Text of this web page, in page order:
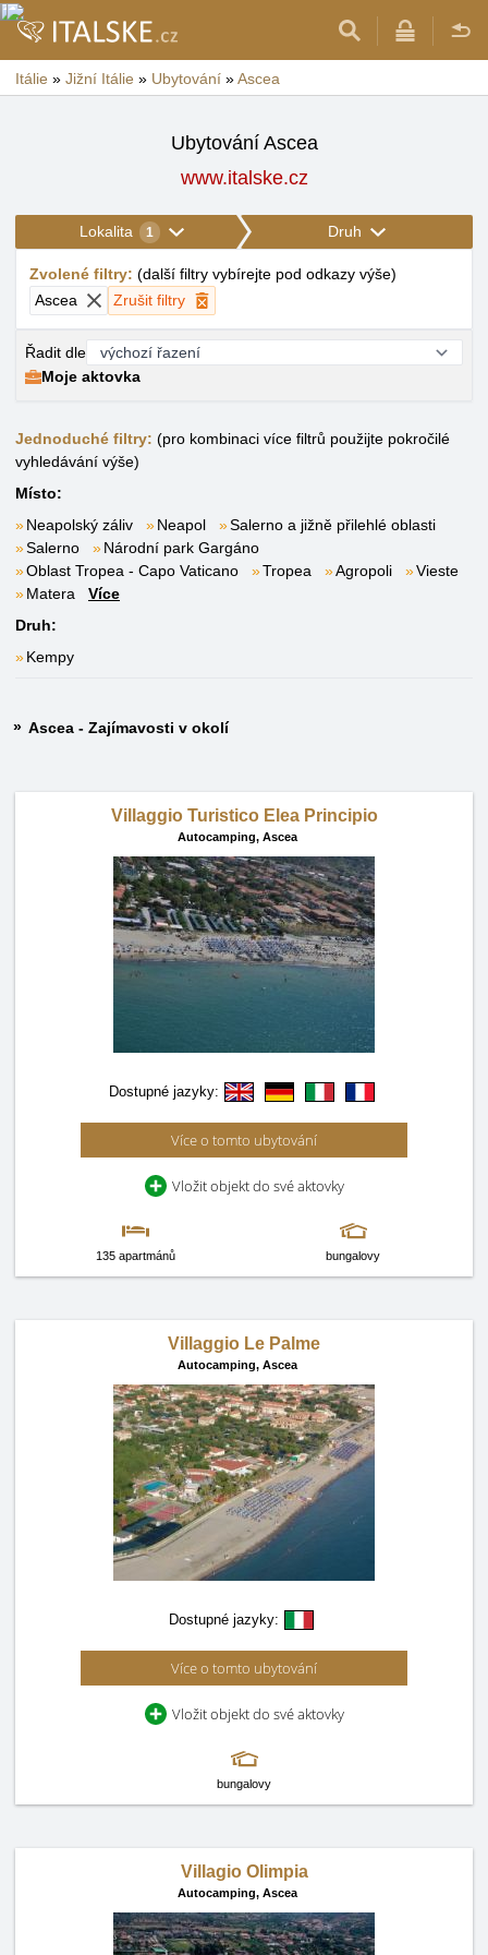
Itálie » Jižní Itálie » Ubytování »Ascea
Ubytování Ascea
www.italske.cz
Lokalita 1 Druh
Zvolené filtry: (další filtry vybírejte pod odkazy výše)
Ascea
Zrušit filtry
Řadit dle
Moje aktovka
Jednoduché filtry: (pro kombinaci více filtrů použijte pokročilé
vyhledávání výše)
Místo:
Neapolský záliv
Neapol
Salerno a jižně přilehlé oblasti
Salerno
Národní park Gargáno
Oblast Tropea - Capo Vaticano
Tropea Agropoli
Vieste
Matera
Více
Druh:
Kempy
Ascea - Zajímavosti v okolí
Villaggio Turistico Elea Principio
Autocamping, Ascea
Dostupné jazyky:
Více o tomto ubytování
Vložit objekt do své aktovky
135 apartmánů bungalovy
Villaggio Le Palme
Autocamping, Ascea
Dostupné jazyky:
Více o tomto ubytování
Vložit objekt do své aktovky
bungalovy
Villagio Olimpia
Autocamping, Ascea